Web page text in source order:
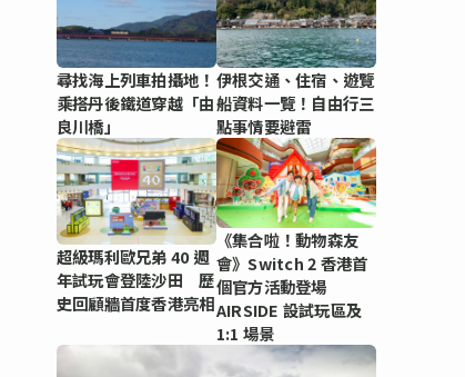
尋找海上列車拍攝地！
乘搭丹後鐵道穿越「由
良川橋」
伊根交通、住宿、遊覽
船資料一覽！自由行三
點事情要避雷
超級瑪利歐兄弟 40 週
年試玩會登陸沙田 歷
史回顧牆首度香港亮相
《集合啦！動物森友
會》Switch 2 香港首
個官方活動登場
AIRSIDE 設試玩區及
1:1 場景